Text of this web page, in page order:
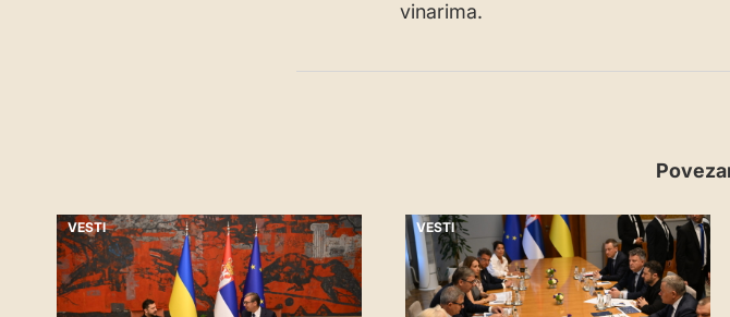
vinarima.
VESTI VESTI